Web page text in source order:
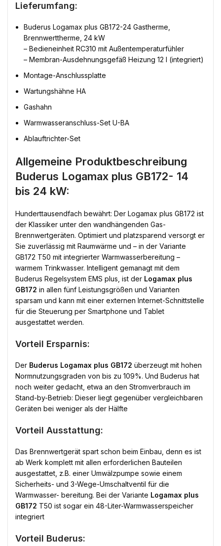
Lieferumfang:
Buderus Logamax plus GB172-24 Gastherme,
Brennwerttherme, 24 kW
– Bedieneinheit RC310 mit Außentemperaturfühler
– Membran-Ausdehnungsgefäß Heizung 12 l (integriert)
Montage-Anschlussplatte
Wartungshähne HA
Gashahn
Warmwasseranschluss-Set U-BA
Ablauftrichter-Set
Allgemeine Produktbeschreibung
Buderus Logamax plus GB172- 14
bis 24 kW:
Hunderttausendfach bewährt: Der Logamax plus GB172 ist
der Klassiker unter den wandhängenden Gas-
Brennwertgeräten. Optimiert und platzsparend versorgt er
Sie zuverlässig mit Raumwärme und – in der Variante
GB172 T50 mit integrierter Warmwasserbereitung –
warmem Trinkwasser. Intelligent gemanagt mit dem
Buderus Regelsystem EMS plus, ist der Logamax plus
GB172 in allen fünf Leistungsgrößen und Varianten
sparsam und kann mit einer externen Internet-Schnittstelle
für die Steuerung per Smartphone und Tablet
ausgestattet werden.
Vorteil Ersparnis:
Der Buderus Logamax plus GB172 überzeugt mit hohen
Normnutzungsgraden von bis zu 109%. Und Buderus hat
noch weiter gedacht, etwa an den Stromverbrauch im
Stand-by-Betrieb: Dieser liegt gegenüber vergleichbaren
Geräten bei weniger als der Hälfte
Vorteil Ausstattung:
Das Brennwertgerät spart schon beim Einbau, denn es ist
ab Werk komplett mit allen erforderlichen Bauteilen
ausgestattet, z.B. einer Umwälzpumpe sowie einem
Sicherheits- und 3-Wege-Umschaltventil für die
Warmwasser- bereitung. Bei der Variante Logamax plus
GB172 T50 ist sogar ein 48-Liter-Warmwasserspeicher
integriert
Vorteil Buderus: